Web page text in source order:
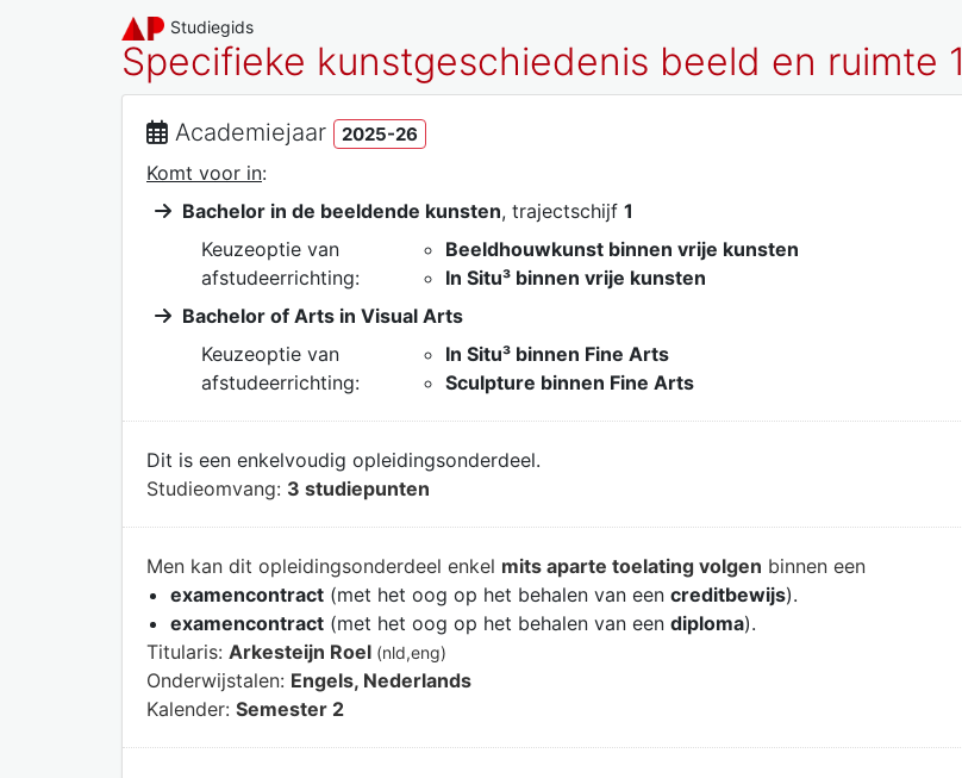
Studiegids
Specifieke kunstgeschiedenis beeld en ruimte 1
Academiejaar 2025-26
Komt voor in:
Bachelor in de beeldende kunsten, trajectschijf 1
Keuzeoptie van
afstudeerrichting:
Beeldhouwkunst binnen vrije kunsten
In Situ³ binnen vrije kunsten
Bachelor of Arts in Visual Arts
Keuzeoptie van
afstudeerrichting:
In Situ³ binnen Fine Arts
Sculpture binnen Fine Arts
Dit is een enkelvoudig opleidingsonderdeel.
Studieomvang: 3 studiepunten
Men kan dit opleidingsonderdeel enkel mits aparte toelating volgen binnen een
examencontract (met het oog op het behalen van een creditbewijs).
examencontract (met het oog op het behalen van een diploma).
Titularis: Arkesteijn Roel (nld,eng)
Onderwijstalen: Engels, Nederlands
Kalender: Semester 2